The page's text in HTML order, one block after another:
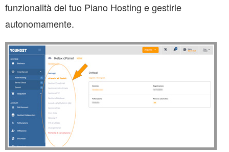
funzionalità del tuo Piano Hosting e gestirle
autonomamente.